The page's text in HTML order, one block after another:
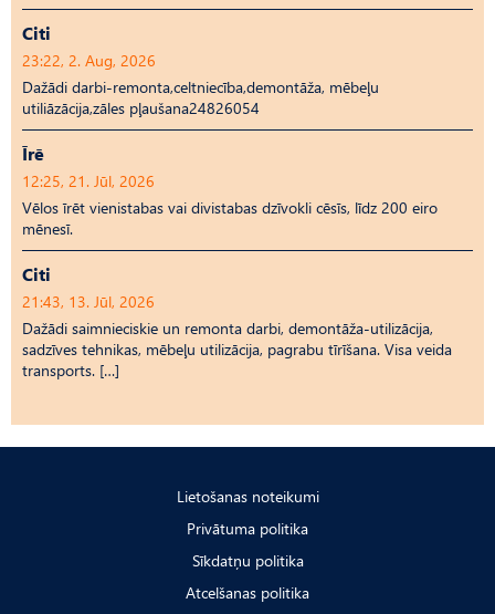
Citi
23:22, 2. Aug, 2026
Dažādi darbi-remonta,celtniecība,demontāža, mēbeļu
utiliāzācija,zāles pļaušana24826054
Īrē
12:25, 21. Jūl, 2026
Vēlos īrēt vienistabas vai divistabas dzīvokli cēsīs, līdz 200 eiro
mēnesī.
Citi
21:43, 13. Jūl, 2026
Dažādi saimnieciskie un remonta darbi, demontāža-utilizācija,
sadzīves tehnikas, mēbeļu utilizācija, pagrabu tīrīšana. Visa veida
transports. […]
Lietošanas noteikumi
Privātuma politika
Sīkdatņu politika
Atcelšanas politika